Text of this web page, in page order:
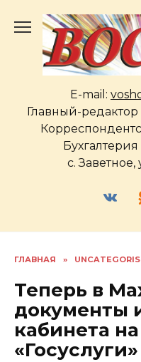
содержанию
E-mail:
Главный-редактор
Бухгалтерия
с.
ГЛАВНАЯ »
Теперь в
документы
кабинета
«Госуслуги»